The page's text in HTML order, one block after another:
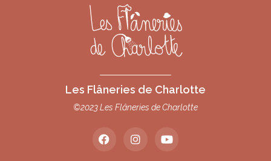
Les Flâneries de Charlotte
©2023 Les Flâneries de Charlotte